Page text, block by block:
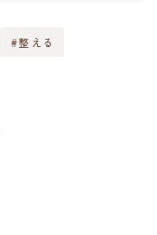
#整える